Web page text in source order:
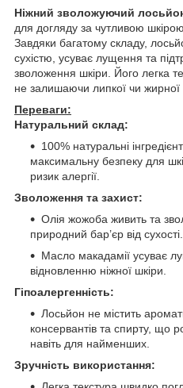
Ніжний зволожуючий
для догляду за чутливою
Завдяки багатому складу,
сухістю, усуває лущення та
зволоження шкіри. Його легка
не залишаючи липкої чи жирної
Переваги:
Натуральний склад:
100% натуральні
максимальну безпеку для
ризик алергії.
Зволоження та захист:
Олія жожоба живить та
природний бар’єр від сухості.
Масло макадамії усуває
відновленню ніжної шкіри.
Гіпоалергенність:
Лосьйон не містить
консервантів та спирту, що
навіть для найменших.
Зручність використання: